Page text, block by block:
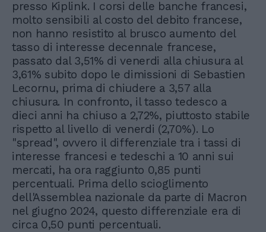
presso Kiplink. I corsi delle banche francesi,
molto sensibili al costo del debito francese,
non hanno resistito al brusco aumento del
tasso di interesse decennale francese,
passato dal 3,51% di venerdi alla chiusura al
3,61% subito dopo le dimissioni di Sebastien
Lecornu, prima di chiudere a 3,57 alla
chiusura. In confronto, il tasso tedesco a
dieci anni ha chiuso a 2,72%, piuttosto stabile
rispetto al livello di venerdi (2,70%). Lo
"spread", ovvero il differenziale tra i tassi di
interesse francesi e tedeschi a 10 anni sui
mercati, ha ora raggiunto 0,85 punti
percentuali. Prima dello scioglimento
dell'Assemblea nazionale da parte di Macron
nel giugno 2024, questo differenziale era di
circa 0,50 punti percentuali.